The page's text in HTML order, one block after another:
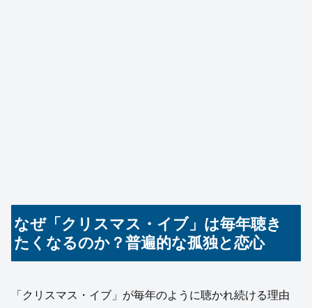
なぜ「クリスマス・イブ」は毎年聴き
たくなるのか？普遍的な孤独と恋心
「クリスマス・イブ」が毎年のように聴かれ続ける理由